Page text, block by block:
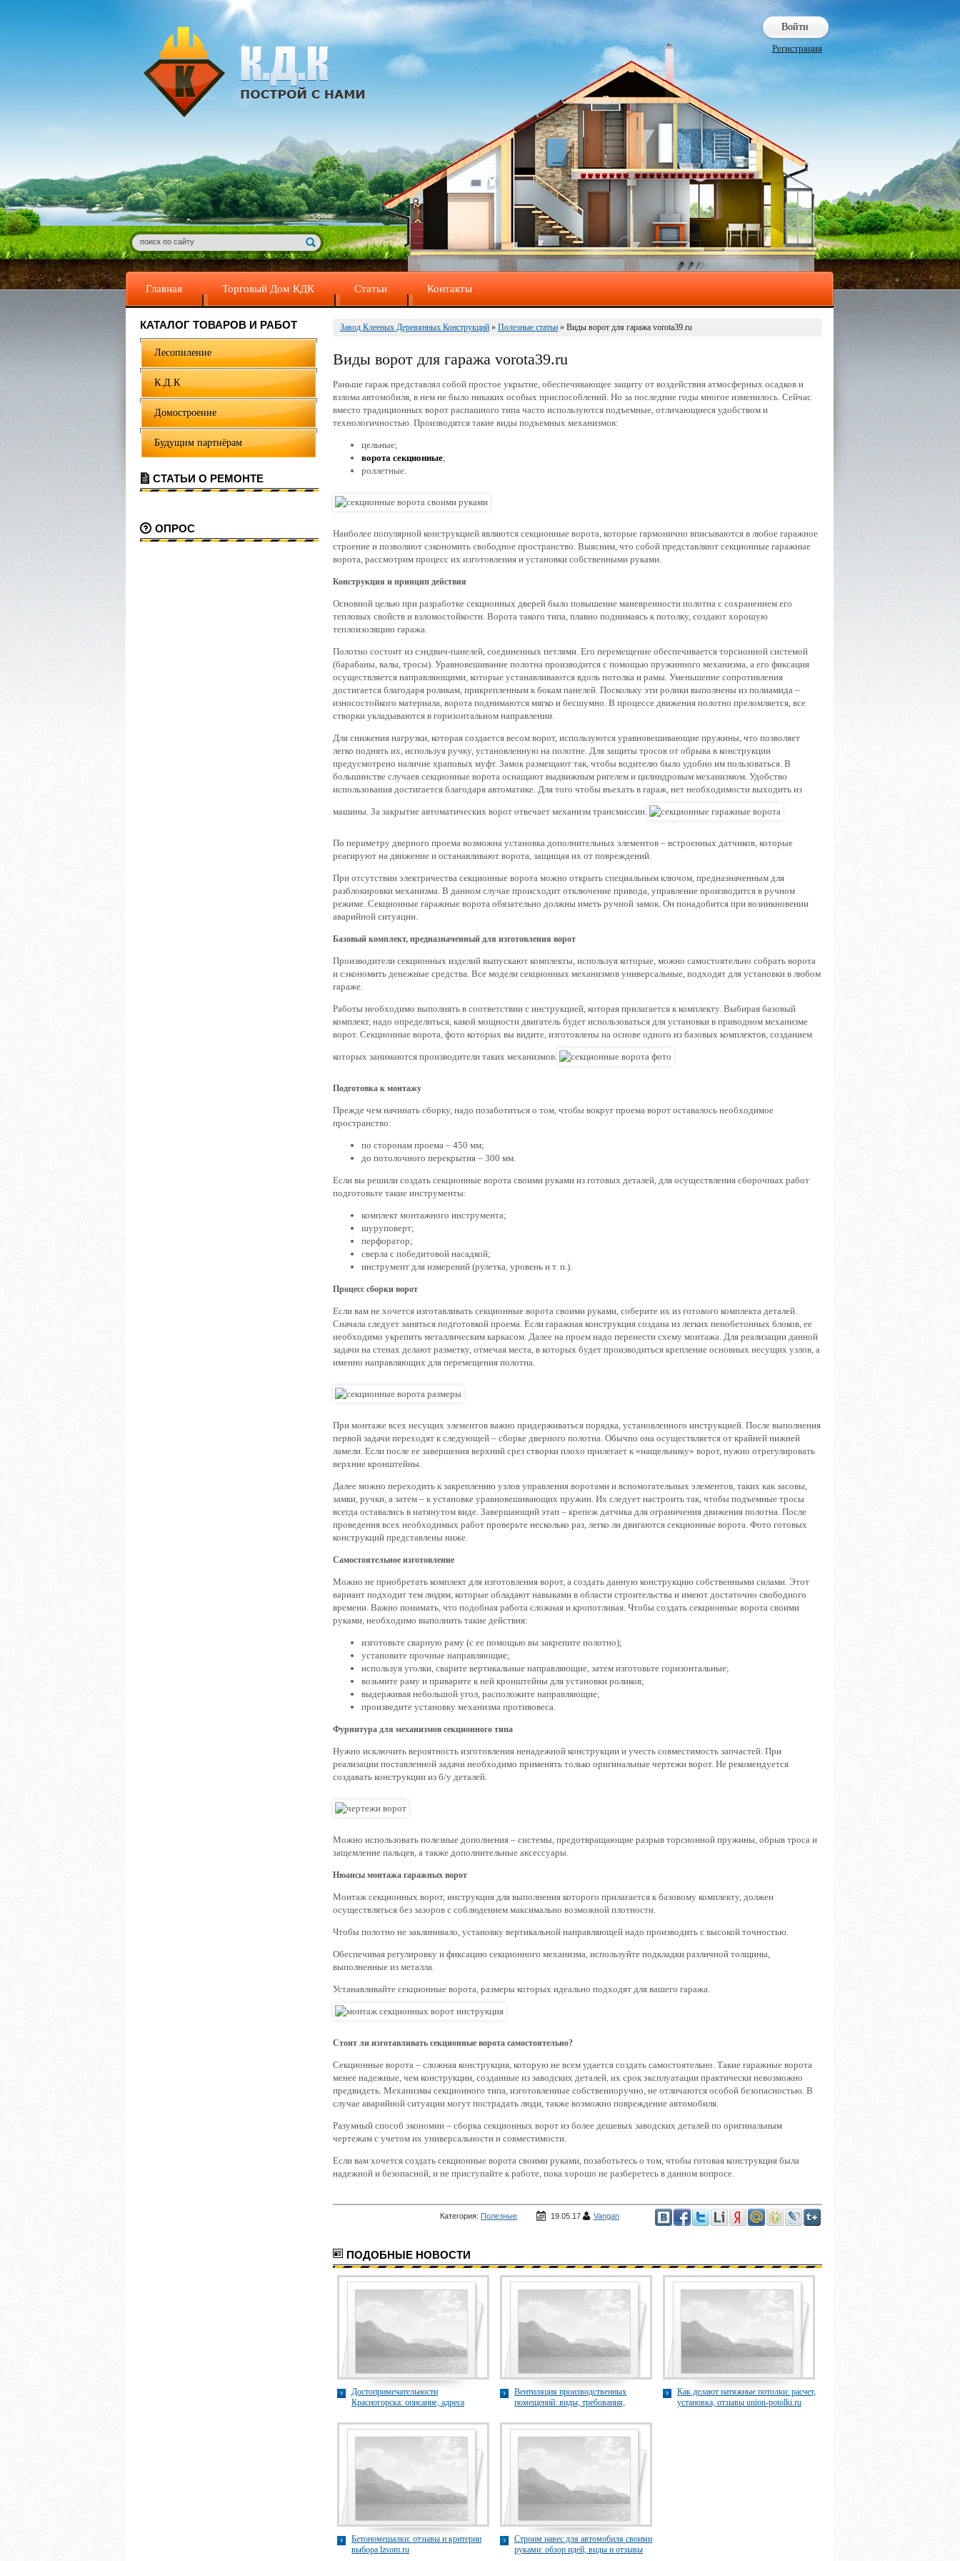
Войти
Регистрация
Главная Торговый Дом КДК Статьи Контакты
КАТАЛОГ ТОВАРОВ И РАБОТ
Лесопиление
К.Д.К
Домостроение
Будущим партнёрам
СТАТЬИ О РЕМОНТЕ
ОПРОС
Завод Клееных Деревянных Конструкций » Полезные статьи » Виды ворот для гаража vorota39.ru
Виды ворот для гаража vorota39.ru
Раньше гараж представлял собой простое укрытие, обеспечивающее защиту от воздействия атмосферных осадков и
взлома автомобиля, в нем не было никаких особых приспособлений. Но за последние годы многое изменилось. Сейчас
вместо традиционных ворот распашного типа часто используются подъемные, отличающиеся удобством и
технологичностью. Производятся такие виды подъемных механизмов:
цельные;
ворота секционные;
роллетные.
Наиболее популярной конструкцией являются секционные ворота, которые гармонично вписываются в любое гаражное
строение и позволяют сэкономить свободное пространство. Выясним, что собой представляют секционные гаражные
ворота, рассмотрим процесс их изготовления и установки собственными руками.
Конструкция и принцип действия
Основной целью при разработке секционных дверей было повышение маневренности полотна с сохранением его
тепловых свойств и взломостойкости. Ворота такого типа, плавно поднимаясь к потолку, создают хорошую
теплоизоляцию гаража.
Полотно состоит из сэндвич-панелей, соединенных петлями. Его перемещение обеспечивается торсионной системой
(барабаны, валы, тросы). Уравновешивание полотна производится с помощью пружинного механизма, а его фиксация
осуществляется направляющими, которые устанавливаются вдоль потолка и рамы. Уменьшение сопротивления
достигается благодаря роликам, прикрепленным к бокам панелей. Поскольку эти ролики выполнены из полиамида –
износостойкого материала, ворота поднимаются мягко и бесшумно. В процессе движения полотно преломляется, все
створки укладываются в горизонтальном направлении.
Для снижения нагрузки, которая создается весом ворот, используются уравновешивающие пружины, что позволяет
легко поднять их, используя ручку, установленную на полотне. Для защиты тросов от обрыва в конструкции
предусмотрено наличие храповых муфт. Замок размещают так, чтобы водителю было удобно им пользоваться. В
большинстве случаев секционные ворота оснащают выдвижным ригелем и цилиндровым механизмом. Удобство
использования достигается благодаря автоматике. Для того чтобы въехать в гараж, нет необходимости выходить из
машины. За закрытие автоматических ворот отвечает механизм трансмиссии.
По периметру дверного проема возможна установка дополнительных элементов – встроенных датчиков, которые
реагируют на движение и останавливают ворота, защищая их от повреждений.
При отсутствии электричества секционные ворота можно открыть специальным ключом, предназначенным для
разблокировки механизма. В данном случае происходит отключение привода, управление производится в ручном
режиме. Секционные гаражные ворота обязательно должны иметь ручной замок. Он понадобится при возникновении
аварийной ситуации.
Базовый комплект, предназначенный для изготовления ворот
Производители секционных изделий выпускают комплекты, используя которые, можно самостоятельно собрать ворота
и сэкономить денежные средства. Все модели секционных механизмов универсальные, подходят для установки в любом
гараже.
Работы необходимо выполнять в соответствии с инструкцией, которая прилагается к комплекту. Выбирая базовый
комплект, надо определиться, какой мощности двигатель будет использоваться для установки в приводном механизме
ворот. Секционные ворота, фото которых вы видите, изготовлены на основе одного из базовых комплектов, созданием
которых занимаются производители таких механизмов.
Подготовка к монтажу
Прежде чем начинать сборку, надо позаботиться о том, чтобы вокруг проема ворот оставалось необходимое
пространство:
по сторонам проема – 450 мм;
до потолочного перекрытия – 300 мм.
Если вы решили создать секционные ворота своими руками из готовых деталей, для осуществления сборочных работ
подготовьте такие инструменты:
комплект монтажного инструмента;
шуруповерт;
перфоратор;
сверла с победитовой насадкой;
инструмент для измерений (рулетка, уровень и т. п.).
Процесс сборки ворот
Если вам не хочется изготавливать секционные ворота своими руками, соберите их из готового комплекта деталей.
Сначала следует заняться подготовкой проема. Если гаражная конструкция создана из легких пенобетонных блоков, ее
необходимо укрепить металлическим каркасом. Далее на проем надо перенести схему монтажа. Для реализации данной
задачи на стенах делают разметку, отмечая места, в которых будет производиться крепление основных несущих узлов, а
именно направляющих для перемещения полотна.
При монтаже всех несущих элементов важно придерживаться порядка, установленного инструкцией. После выполнения
первой задачи переходят к следующей – сборке дверного полотна. Обычно она осуществляется от крайней нижней
ламели. Если после ее завершения верхний срез створки плохо прилегает к «нащельнику» ворот, нужно отрегулировать
верхние кронштейны.
Далее можно переходить к закреплению узлов управления воротами и вспомогательных элементов, таких как засовы,
замки, ручки, а затем – к установке уравновешивающих пружин. Их следует настроить так, чтобы подъемные тросы
всегда оставались в натянутом виде. Завершающий этап – крепеж датчика для ограничения движения полотна. После
проведения всех необходимых работ проверьте несколько раз, легко ли двигаются секционные ворота. Фото готовых
конструкций представлены ниже.
Самостоятельное изготовление
Можно не приобретать комплект для изготовления ворот, а создать данную конструкцию собственными силами. Этот
вариант подходит тем людям, которые обладают навыками в области строительства и имеют достаточно свободного
времени. Важно понимать, что подобная работа сложная и кропотливая. Чтобы создать секционные ворота своими
руками, необходимо выполнить такие действия:
изготовьте сварную раму (с ее помощью вы закрепите полотно);
установите прочные направляющие;
используя уголки, сварите вертикальные направляющие, затем изготовьте горизонтальные;
возьмите раму и приварите к ней кронштейны для установки роликов;
выдерживая небольшой угол, расположите направляющие;
произведите установку механизма противовеса.
Фурнитура для механизмов секционного типа
Нужно исключить вероятность изготовления ненадежной конструкции и учесть совместимость запчастей. При
реализации поставленной задачи необходимо применять только оригинальные чертежи ворот. Не рекомендуется
создавать конструкции из б/у деталей.
Можно использовать полезные дополнения – системы, предотвращающие разрыв торсионной пружины, обрыв троса и
защемление пальцев, а также дополнительные аксессуары.
Нюансы монтажа гаражных ворот
Монтаж секционных ворот, инструкция для выполнения которого прилагается к базовому комплекту, должен
осуществляться без зазоров с соблюдением максимально возможной плотности.
Чтобы полотно не заклинивало, установку вертикальной направляющей надо производить с высокой точностью.
Обеспечивая регулировку и фиксацию секционного механизма, используйте подкладки различной толщины,
выполненные из металла.
Устанавливайте секционные ворота, размеры которых идеально подходят для вашего гаража.
Стоит ли изготавливать секционные ворота самостоятельно?
Секционные ворота – сложная конструкция, которую не всем удается создать самостоятельно. Такие гаражные ворота
менее надежные, чем конструкции, созданные из заводских деталей, их срок эксплуатации практически невозможно
предвидеть. Механизмы секционного типа, изготовленные собственноручно, не отличаются особой безопасностью. В
случае аварийной ситуации могут пострадать люди, также возможно повреждение автомобиля.
Разумный способ экономии – сборка секционных ворот из более дешевых заводских деталей по оригинальным
чертежам с учетом их универсальности и совместимости.
Если вам хочется создать секционные ворота своими руками, позаботьтесь о том, чтобы готовая конструкция была
надежной и безопасной, и не приступайте к работе, пока хорошо не разберетесь в данном вопросе.
Категория: Полезные
19.05.17 Vangan
ПОДОБНЫЕ НОВОСТИ
Достопримечательности
Красногорска: описание, адреса
Вентиляция производственных
помещений: виды, требования,
pharmprojects.vipsmed.ru
Как делают натяжные потолки: расчет,
установка, отзывы union-potolki.ru
Бетономешалки: отзывы и критерии
выбора lzsom.ru
Строим навес для автомобиля своими
руками: обзор идей, виды и отзывы